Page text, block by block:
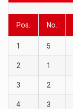
Pos. No.
1 5
2 1
3 2
4 3